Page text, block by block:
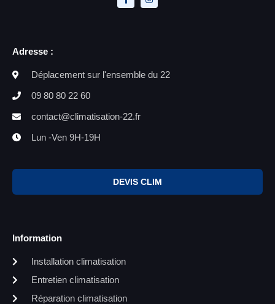
Adresse :
Déplacement sur l'ensemble du 22
09 80 80 22 60
contact@climatisation-22.fr
Lun -Ven 9H-19H
DEVIS CLIM
Information
Installation climatisation
Entretien climatisation
Réparation climatisation